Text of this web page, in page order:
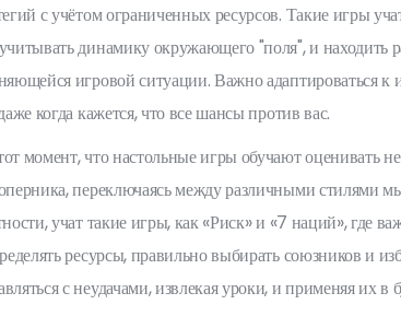
с учётом ограниченных ресурсов. Такие игры
динамику окружающего "поля", и находить
игровой ситуации. Важно адаптироваться к
когда кажется, что все шансы против вас.
момент, что настольные игры обучают оценивать
переключаясь между различными стилями
учат такие игры, как «Риск» и «7 наций», где
ресурсы, правильно выбирать союзников и
с неудачами, извлекая уроки, и применяя их в